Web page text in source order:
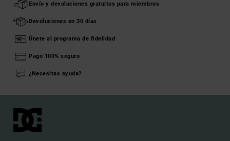
Envío y devoluciones gratuitos para miembros
Devoluciones en 30 días
Únete al programa de fidelidad
Pago 100% seguro
¿Necesitas ayuda?